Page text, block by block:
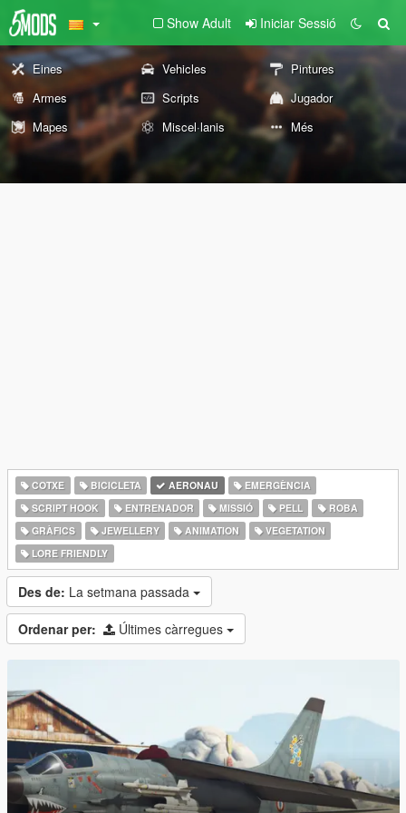
Show Adult Iniciar Sessió
Eines Vehicles
Pintures
Armes
Scripts
Jugador
Mapes
Miscel·lanis Més
COTXE BICICLETA AERONAU
EMERGÈNCIA
SCRIPT HOOK
ENTRENADOR MISSIÓ PELL
ROBA
GRÀFICS
JEWELLERY ANIMATION
VEGETATION
LORE FRIENDLY
Des de: La setmana passada
Ordenar per: Últimes càrregues